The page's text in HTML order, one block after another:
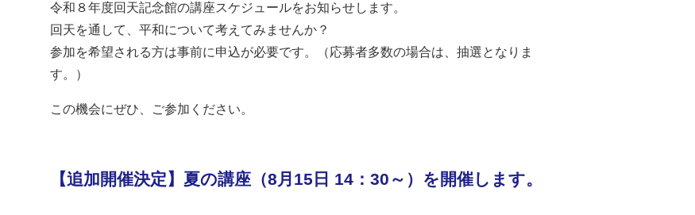
令和８年度回天記念館の講座スケジュールをお知らせします。
回天を通して、平和について考えてみませんか？
参加を希望される方は事前に申込が必要です。（応募者多数の場合は、抽選となりま
す。）
この機会にぜひ、ご参加ください。
【追加開催決定】夏の講座（8月15日 14：30～）を開催します。